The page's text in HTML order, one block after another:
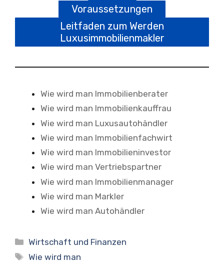
Voraussetzungen
Leitfaden zum Werden
Luxusimmobilienmakler
Wie wird man Immobilienberater
Wie wird man Immobilienkauffrau
Wie wird man Luxusautohändler
Wie wird man Immobilienfachwirt
Wie wird man Immobilieninvestor
Wie wird man Vertriebspartner
Wie wird man Immobilienmanager
Wie wird man Markler
Wie wird man Autohändler
Kategorien
Wirtschaft und Finanzen
Schlagwörter
Wie wird man